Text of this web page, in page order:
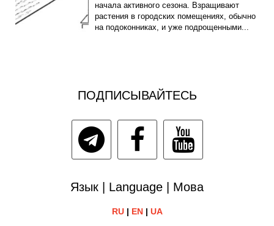
начала активного сезона. Взращивают
растения в городских помещениях, обычно
на подоконниках, и уже подрощенными...
ПОДПИСЫВАЙТЕСЬ
Язык | Language | Мова
RU| EN| UA